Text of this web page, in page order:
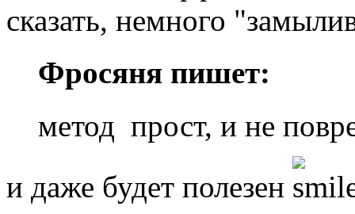
сказать, немного
Фросяня пишет:
метод прост, и не
и даже будет полезен